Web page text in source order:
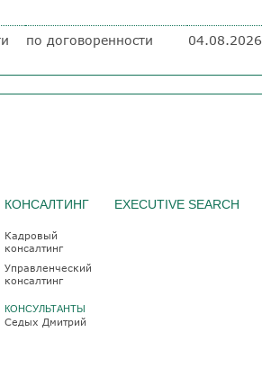
по договоренности 04.08.2026
КОНСАЛТИНГ
Кадровый
консалтинг
Управленческий
консалтинг
КОНСУЛЬТАНТЫ
Седых Дмитрий
EXECUTIVE SEARCH